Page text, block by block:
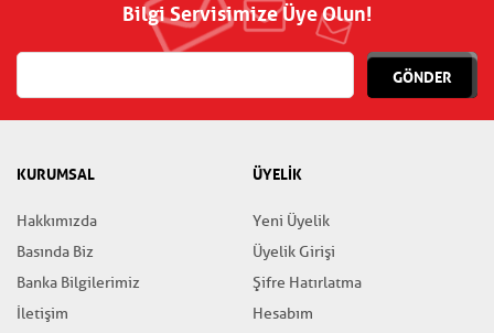
Bilgi Servisimize Üye Olun!
GÖNDER
KURUMSAL
Hakkımızda
Basında Biz
Banka Bilgilerimiz
İletişim
ÜYELİK
Yeni Üyelik
Üyelik Girişi
Şifre Hatırlatma
Hesabım